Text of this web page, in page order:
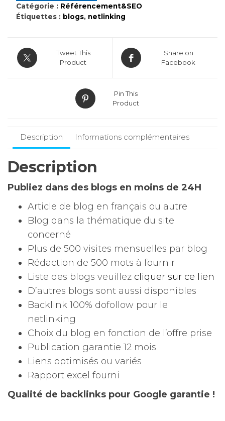
qualité
en
24H
Catégorie : Référencement&SEO
Étiquettes : blogs, netlinking
Tweet This
Product
Share on
Facebook
Pin This
Product
Description Informations complémentaires
Description
Publiez dans des blogs en moins de 24H
Article de blog en français ou autre
Blog dans la thématique du site
concerné
Plus de 500 visites mensuelles par blog
Rédaction de 500 mots à fournir
Liste des blogs veuillez cliquer sur ce lien
D’autres blogs sont aussi disponibles
Backlink 100% dofollow pour le
netlinking
Choix du blog en fonction de l’offre prise
Publication garantie 12 mois
Liens optimisés ou variés
Rapport excel fourni
Qualité de backlinks pour Google garantie !